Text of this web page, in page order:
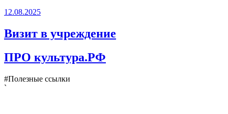
12.08.2025
Визит в учреждение
ПРО культура.РФ
#Полезные ссылки
`